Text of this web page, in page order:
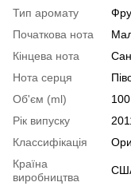
Тип аромату
Початкова нота
Кінцева нота
Нота серця
Об'єм (ml)
100
Рік випуску
Классифікація
Країна
виробництва